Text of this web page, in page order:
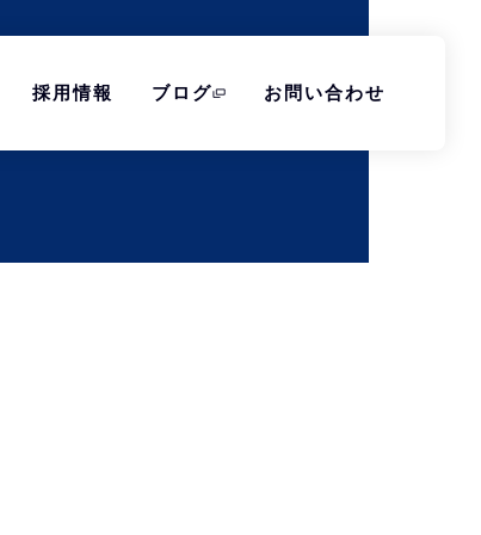
採用情報 ブログ お問い合わせ